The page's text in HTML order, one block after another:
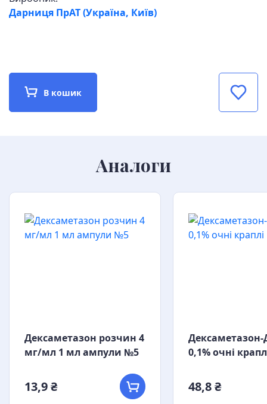
Дарниця ПрАТ (Україна, Київ)
В кошик
Аналоги
Дексаметазон розчин 4
мг/мл 1 мл ампули №5
13,9 ₴
0,1% очні
48,8 ₴